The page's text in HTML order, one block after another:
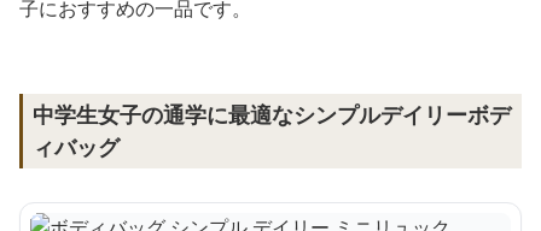
子におすすめの一品です。
中学生女子の通学に最適なシンプルデイリーボデ
ィバッグ